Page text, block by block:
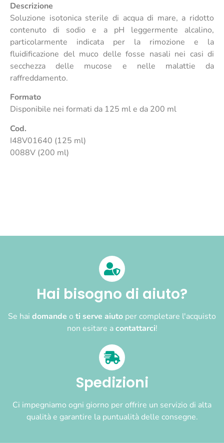
Descrizione
Soluzione isotonica sterile di acqua di mare, a ridotto
contenuto di sodio e a pH leggermente alcalino,
particolarmente indicata per la rimozione e la
fluidificazione del muco delle fosse nasali nei casi di
secchezza delle mucose e nelle malattie da
raffreddamento.
Formato
Disponibile nei formati da 125 ml e da 200 ml
Cod.
I48V01640 (125 ml)
0088V (200 ml)
Hai bisogno di aiuto?
Se hai domande o ti serve aiuto per completare l'acquisto
non esitare acontattarci!
Spedizioni
Ci impegniamo ogni giorno per offrire un servizio di alta
qualità e garantire la puntualità delle consegne.